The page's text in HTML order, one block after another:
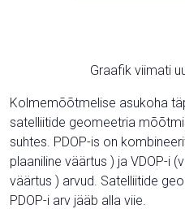
Graafik viimati
Kolmemõõtmelise asukoha
satelliitide geomeetria
suhtes. PDOP-is on
plaaniline väärtus ) ja VDOP-i
väärtus ) arvud. Satelliitide
PDOP-i arv jääb alla viie.